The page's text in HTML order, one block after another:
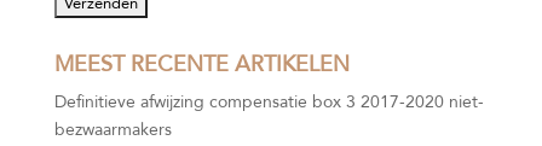
MEEST RECENTE ARTIKELEN
Definitieve afwijzing compensatie box 3 2017-2020 niet-
bezwaarmakers